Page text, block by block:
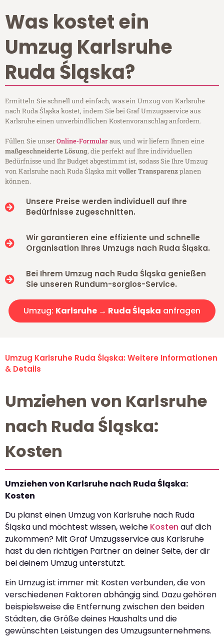
Was kostet ein
Umzug Karlsruhe
Ruda Śląska?
Ermitteln Sie schnell und einfach, was ein Umzug von Karlsruhe
nach Ruda Śląska kostet, indem Sie bei Graf Umzugsservice aus
Karlsruhe einen unverbindlichen Kostenvoranschlag anfordern.
Füllen Sie unserOnline-Formularaus, und wir liefern Ihnen eine
maßgeschneiderte Lösung, die perfekt auf Ihre individuellen
Bedürfnisse und Ihr Budget abgestimmt ist, sodass Sie Ihre Umzug
von Karlsruhe nach Ruda Śląska mitvoller Transparenzplanen
können.
Unsere Preise werden individuell auf Ihre
Bedürfnisse zugeschnitten.
Wir garantieren eine effiziente und schnelle
Organisation Ihres Umzugs nach Ruda Śląska.
Bei Ihrem Umzug nach Ruda Śląska genießen
Sie unseren Rundum-sorglos-Service.
Umzug: Karlsruhe → Ruda Śląska anfragen
Umzug Karlsruhe Ruda Śląska: Weitere Informationen
& Details
Umziehen von Karlsruhe
nach Ruda Śląska:
Kosten
Umziehen von Karlsruhe nach Ruda Śląska:
Kosten
Du planst einen Umzug von Karlsruhe nach Ruda
Śląska und möchtest wissen, welche Kosten auf dich
zukommen? Mit Graf Umzugsservice aus Karlsruhe
hast du den richtigen Partner an deiner Seite, der dir
bei deinem Umzug unterstützt.
Ein Umzug ist immer mit Kosten verbunden, die von
verschiedenen Faktoren abhängig sind. Dazu gehören
beispielsweise die Entfernung zwischen den beiden
Städten, die Größe deines Haushalts und die
gewünschten Leistungen des Umzugsunternehmens.